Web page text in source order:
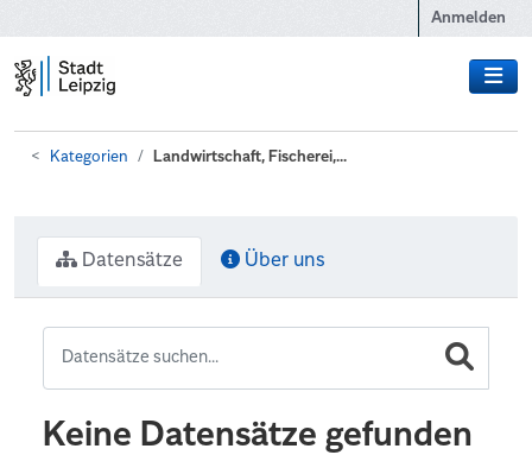
Anmelden
Kategorien Landwirtschaft, Fischerei,...
Datensätze Über uns
Keine Datensätze gefunden